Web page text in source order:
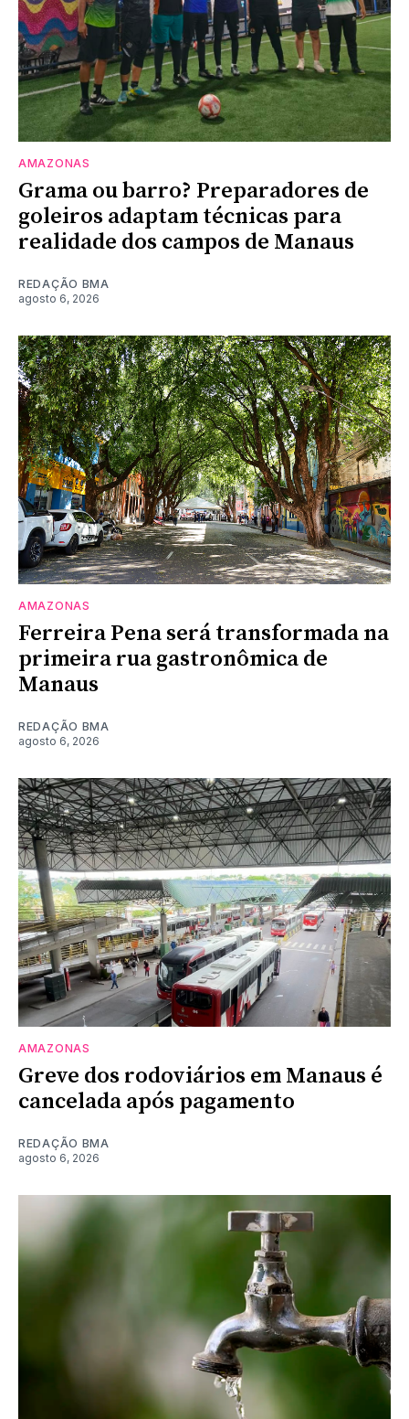
AMAZONAS
Grama ou barro? Preparadores de
goleiros adaptam técnicas para
realidade dos campos de Manaus
REDAÇÃO BMA
agosto 6, 2026
AMAZONAS
Ferreira Pena será transformada na
primeira rua gastronômica de
Manaus
REDAÇÃO BMA
agosto 6, 2026
AMAZONAS
Greve dos rodoviários em Manaus é
cancelada após pagamento
REDAÇÃO BMA
agosto 6, 2026